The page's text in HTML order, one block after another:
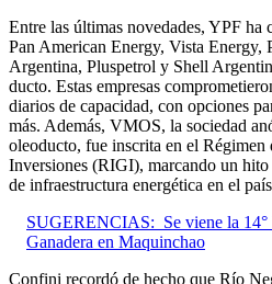
Entre las últimas novedades, YPF ha
Pan American Energy, Vista Energy,
Argentina, Pluspetrol y Shell
ducto. Estas empresas
diarios de capacidad, con opciones
más. Además, VMOS, la sociedad
oleoducto, fue inscrita en el Régimen
Inversiones (RIGI), marcando un
de infraestructura energética en el
SUGERENCIAS: Se viene la
Ganadera en Maquinchao
Confini recordó de hecho que Río